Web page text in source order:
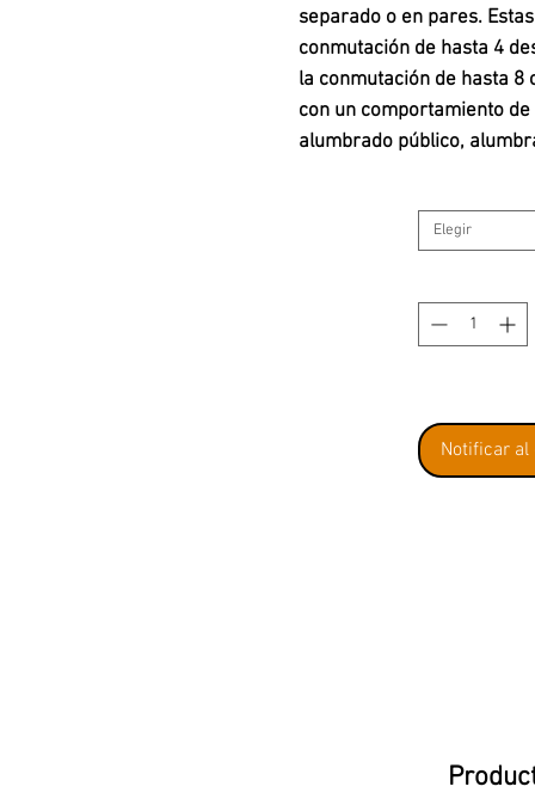
separado o en pares.
conmutación de hasta 4
la conmutación de hasta
con un comportamiento
alumbrado público,
66360/66365/66367, solo
secuencia. Se requiere
par de salidas para los
de terminales con
máxima es de 3 amperios.
Elegir
Notificar